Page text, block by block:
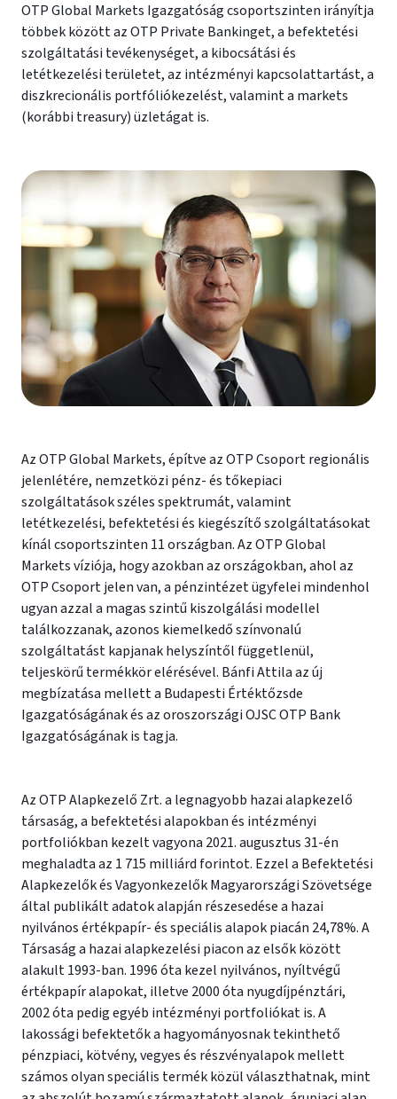
OTP Global Markets Igazgatóság csoportszinten irányítja
többek között az OTP Private Bankinget, a befektetési
szolgáltatási tevékenységet, a kibocsátási és
letétkezelési területet, az intézményi kapcsolattartást, a
diszkrecionális portfóliókezelést, valamint a markets
(korábbi treasury) üzletágat is.
Az OTP Global Markets, építve az OTP Csoport regionális
jelenlétére, nemzetközi pénz- és tőkepiaci
szolgáltatások széles spektrumát, valamint
letétkezelési, befektetési és kiegészítő szolgáltatásokat
kínál csoportszinten 11 országban. Az OTP Global
Markets víziója, hogy azokban az országokban, ahol az
OTP Csoport jelen van, a pénzintézet ügyfelei mindenhol
ugyan azzal a magas szintű kiszolgálási modellel
találkozzanak, azonos kiemelkedő színvonalú
szolgáltatást kapjanak helyszíntől függetlenül,
teljeskörű termékkör elérésével. Bánfi Attila az új
megbízatása mellett a Budapesti Értéktőzsde
Igazgatóságának és az oroszországi OJSC OTP Bank
Igazgatóságának is tagja.
Az OTP Alapkezelő Zrt. a legnagyobb hazai alapkezelő
társaság, a befektetési alapokban és intézményi
portfoliókban kezelt vagyona 2021. augusztus 31-én
meghaladta az 1 715 milliárd forintot. Ezzel a Befektetési
Alapkezelők és Vagyonkezelők Magyarországi Szövetsége
által publikált adatok alapján részesedése a hazai
nyilvános értékpapír- és speciális alapok piacán 24,78%. A
Társaság a hazai alapkezelési piacon az elsők között
alakult 1993-ban. 1996 óta kezel nyilvános, nyíltvégű
értékpapír alapokat, illetve 2000 óta nyugdíjpénztári,
2002 óta pedig egyéb intézményi portfoliókat is. A
lakossági befektetők a hagyományosnak tekinthető
pénzpiaci, kötvény, vegyes és részvényalapok mellett
számos olyan speciális termék közül választhatnak, mint